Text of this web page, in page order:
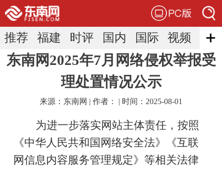
推荐 福建 时评 国内 国际
视频
娱乐
体育 教育·大学城
直通屏山
搜索
下拉刷新...
东南网2025年7月网络侵权举报受
理处置情况公示
来源：东南网 | 作者： | 时间：2025-08-01
为进一步落实网站主体责任，按照
《中华人民共和国网络安全法》《互联
网信息内容服务管理规定》等相关法律